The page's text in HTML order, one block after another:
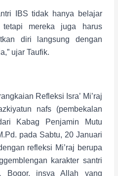
IBS tidak hanya belajar
mereka juga harus
diri langsung dengan
ujar Taufik.
Refleksi Isra’ Mi’raj
nafs (pembekalan
Kabag Penjamin Mutu
pada Sabtu, 20 Januari
refleksi Mi’raj berupa
karakter santri
Bogor, insya Allah yang